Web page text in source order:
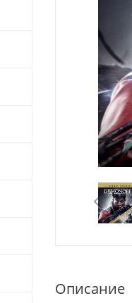
Описание